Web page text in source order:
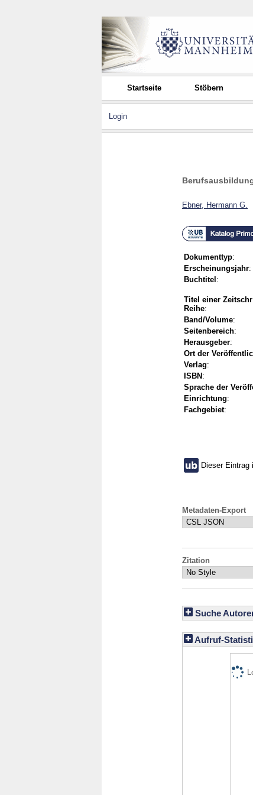
Startseite Stöbern
Login
Ebner, Hermann G.
Dokumenttyp:
Erscheinungsjahr:
Buchtitel :
Titel einer
Reihe:
Band/Volume:
Seitenbereich:
Herausgeber:
Ort der
Verlag:
ISBN :
Sprache der
Einrichtung:
Fachgebiet:
Dieser Eintrag
Metadaten-Export
Zitation
Suche
Aufruf-